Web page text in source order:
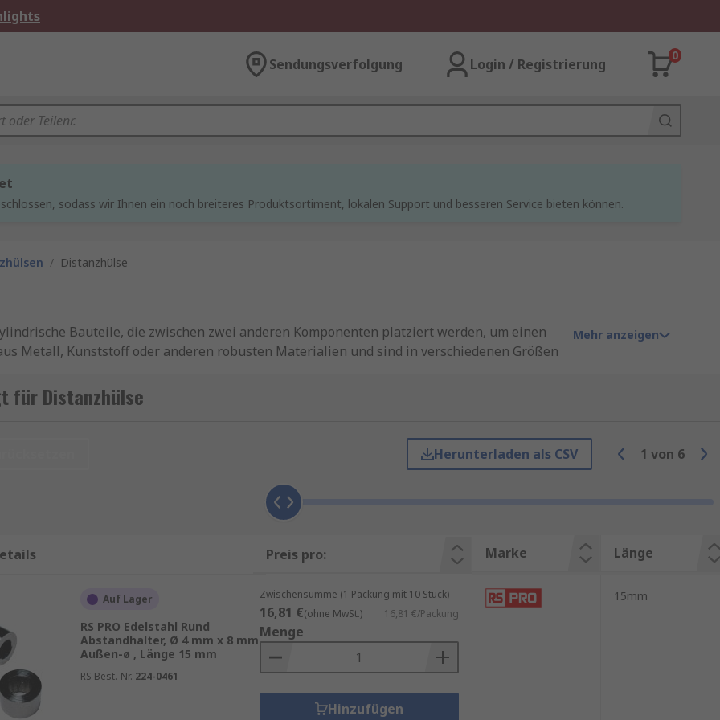
Sendungsverfolgung Login / Registrierung
0
sodass wir Ihnen ein noch breiteres Produktsortiment, lokalen Support und besseren Service bieten können.
/ Distanzhülse
Bauteile, die zwischen zwei anderen Komponenten platziert werden, um einen
Metall, Kunststoff oder anderen robusten Materialien und sind in verschiedenen Größen
darunter:
Distanzhülsen für die korrekte Ausrichtung und Abstandhaltung von beweglichen Teilen.
Geräten zum Einsatz, um Platinen und andere Bauteile sicher zu fixieren.
und Fassaden helfen Distanzhülsen, die Stabilität und Sicherheit zu erhöhen.
einer bevorzugten Wahl in vielen Anwendungen machen:
und Ausrichtung von Bauteilen, was die Funktionalität und Lebensdauer der
Mehr anzeigen
für Distanzhülse
Herunterladen als CSV 1 von 6
Preis pro: Marke Länge
Auf Lager
RS PRO Edelstahl Rund
Abstandhalter, Ø 4 mm x 8 mm
Außen-ø , Länge 15 mm
RS Best.-Nr. 224-0461
Zwischensumme (1 Packung mit 10 Stück)
16,81 €(ohne MwSt.) 16,81 €/Packung
Menge
Hinzufügen
15mm